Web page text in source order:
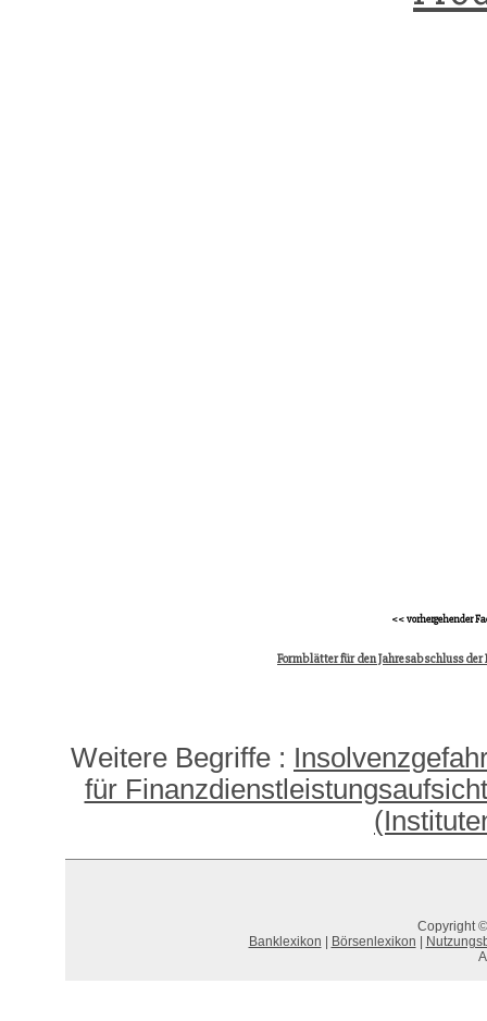
<< vorhergehender
Formblätter für den Jahresabschluss der
Weitere Begriffe :
für Finanzdienstleistungsaufsicht
Copyright
Banklexikon
Börsenlexikon